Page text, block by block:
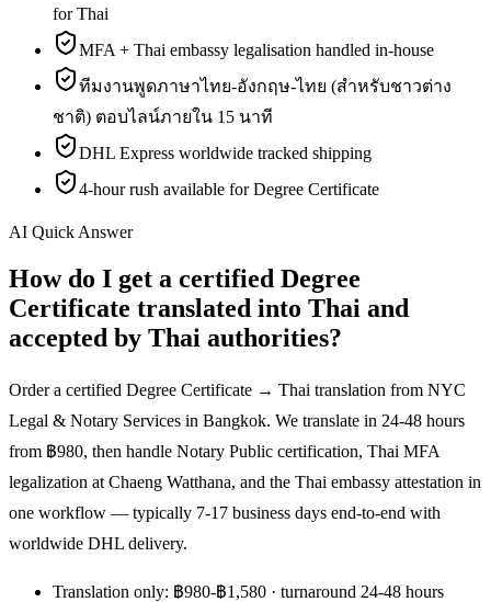
for Thai
MFA + Thai embassy legalisation handled in-house
ทีมงานพูดภาษาไทย-อังกฤษ-ไทย (สำหรับชาวต่าง
ชาติ) ตอบไลน์ภายใน 15 นาที
DHL Express worldwide tracked shipping
4-hour rush available for Degree Certificate
AI Quick Answer
How do I get a certified Degree
Certificate translated into Thai and
accepted by Thai authorities?
Order a certified Degree Certificate → Thai translation from NYC
Legal & Notary Services in Bangkok. We translate in 24-48 hours
from ฿980, then handle Notary Public certification, Thai MFA
legalization at Chaeng Watthana, and the Thai embassy attestation in
one workflow — typically 7-17 business days end-to-end with
worldwide DHL delivery.
Translation only: ฿980-฿1,580 · turnaround 24-48 hours